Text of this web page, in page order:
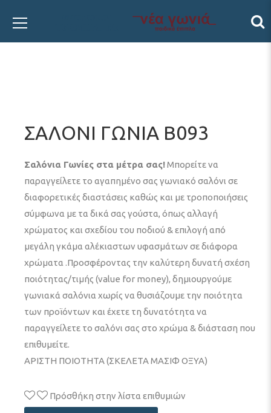
ΣΑΛΟΝΙ ΓΩΝΙΑ Β093
Σαλόνια Γωνίες στα μέτρα σας!Μπορείτε να
παραγγείλετε το αγαπημένο σας γωνιακό σαλόνι σε
διαφορετικές διαστάσεις καθώς και με τροποποιήσεις
σύμφωνα με τα δικά σας γούστα, όπως αλλαγή
χρώματος και σχεδίου του ποδιού & επιλογή από
μεγάλη γκάμα αλέκιαστων υφασμάτων σε διάφορα
χρώματα .Προσφέροντας την καλύτερη δυνατή σχέση
ποιότητας/τιμής (value for money), δημιουργούμε
γωνιακά σαλόνια χωρίς να θυσιάζουμε την ποιότητα
των προϊόντων και έχετε τη δυνατότητα να
παραγγείλετε το σαλόνι σας στο χρώμα & διάσταση που
επιθυμείτε.
ΑΡΙΣΤΗ ΠΟΙΟΤΗΤΑ (ΣΚΕΛΕΤΑ ΜΑΣΙΦ ΟΞΥΑ)
Πρόσθήκη στην λίστα επιθυμιών